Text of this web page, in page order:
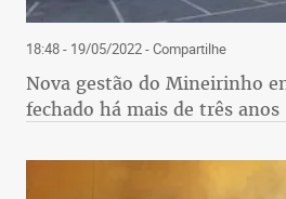
18:48 - 19/05/2022- Compartilhe
Nova gestão do Mineirinho
fechado há mais de três anos